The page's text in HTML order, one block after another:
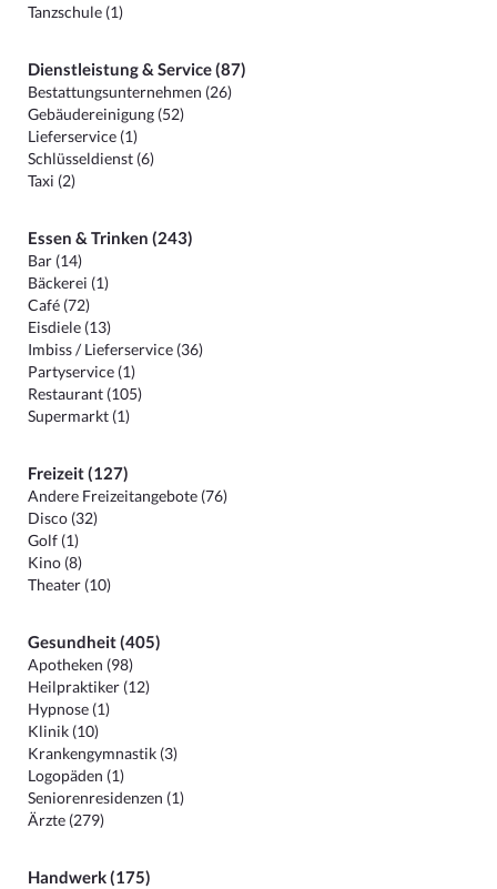
Tanzschule (1)
Dienstleistung & Service (87)
Bestattungsunternehmen (26)
Gebäudereinigung (52)
Lieferservice (1)
Schlüsseldienst (6)
Taxi (2)
Essen & Trinken (243)
Bar (14)
Bäckerei (1)
Café (72)
Eisdiele (13)
Imbiss / Lieferservice (36)
Partyservice (1)
Restaurant (105)
Supermarkt (1)
Freizeit (127)
Andere Freizeitangebote (76)
Disco (32)
Golf (1)
Kino (8)
Theater (10)
Gesundheit (405)
Apotheken (98)
Heilpraktiker (12)
Hypnose (1)
Klinik (10)
Krankengymnastik (3)
Logopäden (1)
Seniorenresidenzen (1)
Ärzte (279)
Handwerk (175)